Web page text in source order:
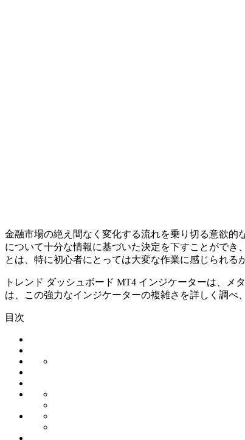
金融市場の絶え間なく変化する流れを乗り切る意欲的
について十分な情報に基づいた決定を下すことがで
とは、特に初心者にとっては大変な作業に感じられる
トレンド ダッシュボード MT4 インジケーターは、
は、この強力なインジケーターの複雑さを詳しく調べ
目次